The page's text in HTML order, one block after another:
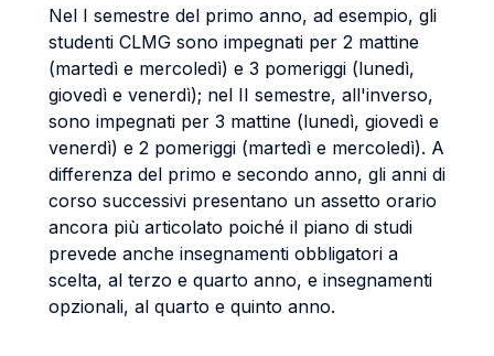
Nel I semestre del primo anno, ad esempio, gli
studenti CLMG sono impegnati per 2 mattine
(martedì e mercoledì) e 3 pomeriggi (lunedì,
giovedì e venerdì); nel II semestre, all'inverso,
sono impegnati per 3 mattine (lunedì, giovedì e
venerdì) e 2 pomeriggi (martedì e mercoledì). A
differenza del primo e secondo anno, gli anni di
corso successivi presentano un assetto orario
ancora più articolato poiché il piano di studi
prevede anche insegnamenti obbligatori a
scelta, al terzo e quarto anno, e insegnamenti
opzionali, al quarto e quinto anno.